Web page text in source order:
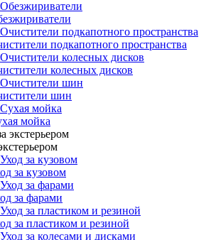
подкапотного пространства
колесных дисков
шин
мойка
за кузовом
за фарами
за пластиком и резиной